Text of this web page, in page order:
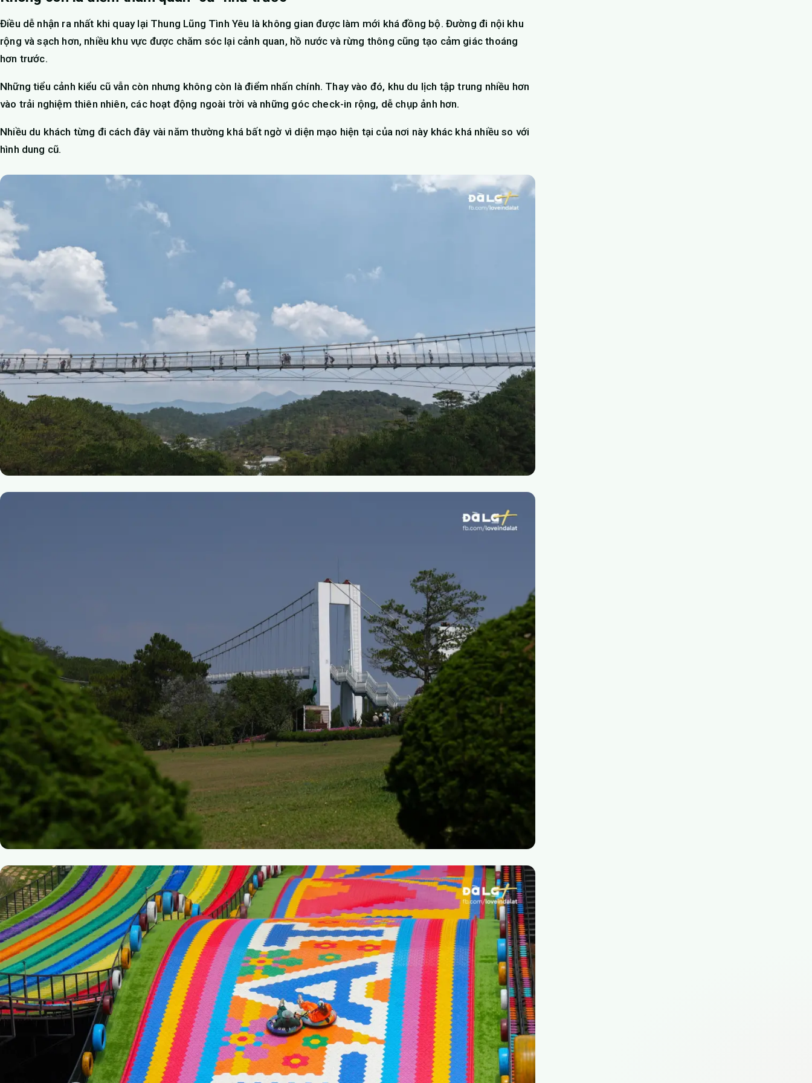
Điều dễ nhận ra nhất khi quay lại Thung Lũng Tình Yêu là không gian được làm mới khá đồng bộ. Đường đi nội khu
rộng và sạch hơn, nhiều khu vực được chăm sóc lại cảnh quan, hồ nước và rừng thông cũng tạo cảm giác thoáng
hơn trước.
Những tiểu cảnh kiểu cũ vẫn còn nhưng không còn là điểm nhấn chính. Thay vào đó, khu du lịch tập trung nhiều hơn
vào trải nghiệm thiên nhiên, các hoạt động ngoài trời và những góc check-in rộng, dễ chụp ảnh hơn.
Nhiều du khách từng đi cách đây vài năm thường khá bất ngờ vì diện mạo hiện tại của nơi này khác khá nhiều so với
hình dung cũ.